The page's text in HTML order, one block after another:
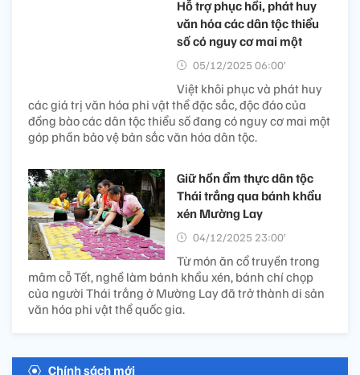
Hỗ trợ phục hồi, phát huy
văn hóa các dân tộc thiểu
số có nguy cơ mai một
05/12/2025 06:00’
Việt khôi phục và phát huy
các giá trị văn hóa phi vật thể đặc sắc, độc đáo của
đồng bào các dân tộc thiểu số đang có nguy cơ mai một
góp phần bảo vệ bản sắc văn hóa dân tộc.
Giữ hồn ẩm thực dân tộc
Thái trắng qua bánh khẩu
xén Mường Lay
04/12/2025 23:00’
Từ món ăn cổ truyền trong
mâm cỗ Tết, nghề làm bánh khẩu xén, bánh chí chọp
của người Thái trắng ở Mường Lay đã trở thành di sản
văn hóa phi vật thể quốc gia.
Chính sách mới